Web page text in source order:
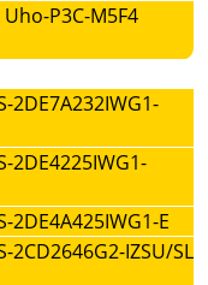
P3C-M5F4
2DE7A232IWG1-
2DE4225IWG1-
2DE4A425IWG1-E
2CD2646G2-IZSU/SL